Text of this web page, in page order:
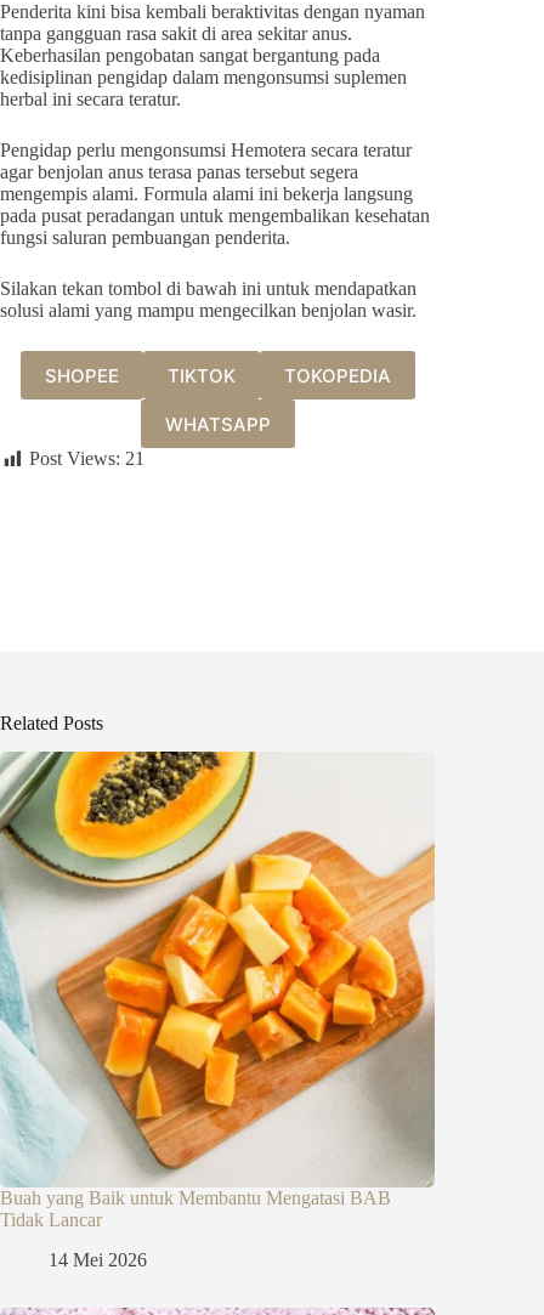
Penderita kini bisa kembali beraktivitas dengan nyaman
tanpa gangguan rasa sakit di area sekitar anus.
Keberhasilan pengobatan sangat bergantung pada
kedisiplinan pengidap dalam mengonsumsi suplemen
herbal ini secara teratur.
Pengidap perlu mengonsumsi Hemotera secara teratur
agar benjolan anus terasa panas tersebut segera
mengempis alami. Formula alami ini bekerja langsung
pada pusat peradangan untuk mengembalikan kesehatan
fungsi saluran pembuangan penderita.
Silakan tekan tombol di bawah ini untuk mendapatkan
solusi alami yang mampu mengecilkan benjolan wasir.
SHOPEE TIKTOK TOKOPEDIA
WHATSAPP
Post Views: 21
Related Posts
Buah yang Baik untuk Membantu Mengatasi BAB
Tidak Lancar
14 Mei 2026